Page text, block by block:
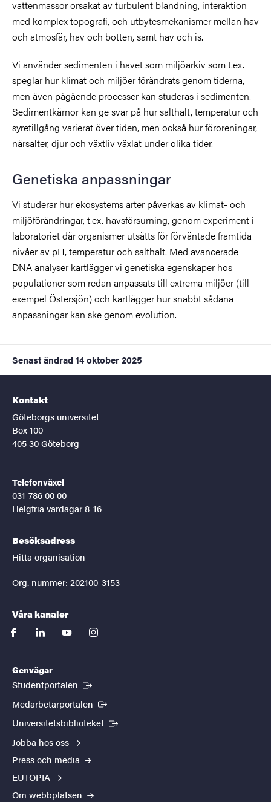
vattenmassor orsakat av turbulent blandning, interaktion
med komplex topografi, och utbytesmekanismer mellan hav
och atmosfär, hav och botten, samt hav och is.
Vi använder sedimenten i havet som miljöarkiv som t.ex.
speglar hur klimat och miljöer förändrats genom tiderna,
men även pågående processer kan studeras i sedimenten.
Sedimentkärnor kan ge svar på hur salthalt, temperatur och
syretillgång varierat över tiden, men också hur föroreningar,
närsalter, djur och växtliv växlat under olika tider.
Genetiska anpassningar
Vi studerar hur ekosystems arter påverkas av klimat- och
miljöförändringar, t.ex. havsförsurning, genom experiment i
laboratoriet där organismer utsätts för förväntade framtida
nivåer av pH, temperatur och salthalt. Med avancerade
DNA analyser kartlägger vi genetiska egenskaper hos
populationer som redan anpassats till extrema miljöer (till
exempel Östersjön) och kartlägger hur snabbt sådana
anpassningar kan ske genom evolution.
Senast ändrad 14 oktober 2025
Kontakt
Göteborgs universitet
Box 100
405 30 Göteborg
Telefonväxel
031-786 00 00
Helgfria vardagar 8-16
Besöksadress
Hitta organisation
Org. nummer: 202100-3153
Våra kanaler
facebooklinkedinyoutubeinstagram
Genvägar
Studentportalen (Extern länk)
Medarbetarportalen (Extern länk)
Universitetsbiblioteket (Extern länk)
Jobba hos oss
Press och media
EUTOPIA
Om webbplatsen